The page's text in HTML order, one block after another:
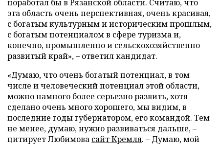
поработал бы в Рязанской области. Считаю, что
эта область очень перспективная, очень красивая,
с богатым культурным и историческим прошлым,
с богатым потенциалом в сфере туризма и,
конечно, промышленно и сельскохозяйственно
развитый край», – ответил кандидат.
«Думаю, что очень богатый потенциал, в том
числе и человеческий потенциал этой области,
можно намного более серьезно развить, хотя
сделано очень много хорошего, мы видим, в
последние годы губернатором, его командой. Тем
не менее, думаю, нужно развиваться дальше, –
цитирует Любимова сайт Кремля. – Думаю, мой